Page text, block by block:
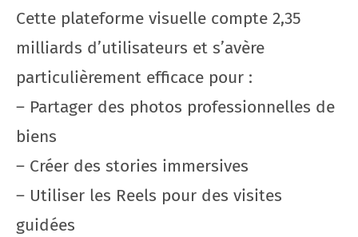
Cette plateforme visuelle compte 2,35
milliards d’utilisateurs et s’avère
particulièrement efficace pour :
– Partager des photos professionnelles de
biens
– Créer des stories immersives
– Utiliser les Reels pour des visites
guidées